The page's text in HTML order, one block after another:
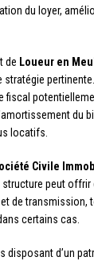
du loyer,
de Loueur en
stratégie
fiscal
du
locatifs.
Civile
structure peut
de transmission,
certains cas.
disposant d’un